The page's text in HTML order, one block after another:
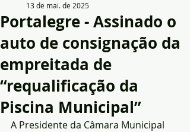
Portalegre - Assinado o
auto de consignação da
empreitada de
“requalificação da
Piscina Municipal”
13 de mai. de 2025
A Presidente da Câmara Municipal